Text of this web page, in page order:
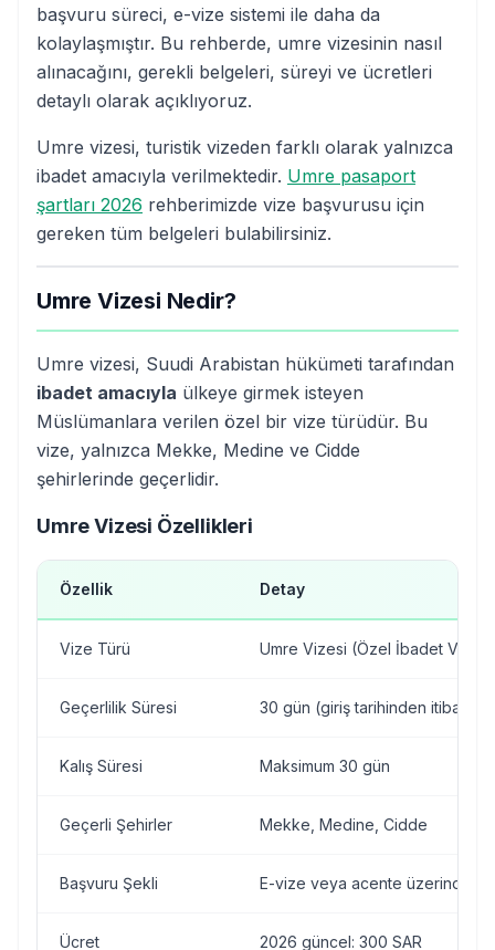
başvuru süreci, e-vize sistemi ile daha da
kolaylaşmıştır. Bu rehberde, umre vizesinin nasıl
alınacağını, gerekli belgeleri, süreyi ve ücretleri
detaylı olarak açıklıyoruz.
Umre vizesi, turistik vizeden farklı olarak yalnızca
ibadet amacıyla verilmektedir. Umre pasaport
şartları 2026 rehberimizde vize başvurusu için
gereken tüm belgeleri bulabilirsiniz.
Umre Vizesi Nedir?
Umre vizesi, Suudi Arabistan hükümeti tarafından
ibadet amacıyla ülkeye girmek isteyen
Müslümanlara verilen özel bir vize türüdür. Bu
vize, yalnızca Mekke, Medine ve Cidde
şehirlerinde geçerlidir.
Umre Vizesi Özellikleri
Özellik Detay
Vize Türü Umre Vizesi (Özel İbadet
Geçerlilik Süresi 30 gün (giriş tarihinden itibaren)
Kalış Süresi Maksimum 30 gün
Geçerli Şehirler Mekke, Medine, Cidde
Başvuru Şekli E-vize veya acente üzerinden
Ücret 2026 güncel: 300 SAR